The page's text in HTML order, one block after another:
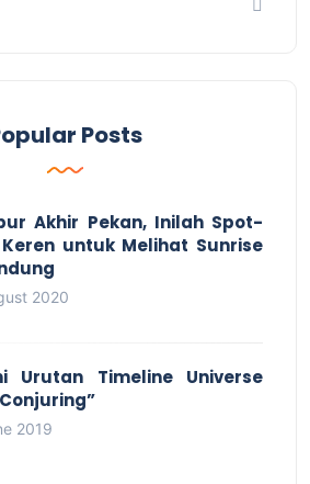
Posts
Akhir Pekan, Inilah Spot-
untuk Melihat Sunrise
2020
Urutan Timeline Universe
2019